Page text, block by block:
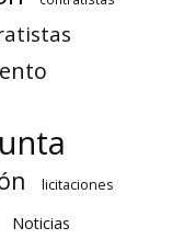
licitaciones
Noticias